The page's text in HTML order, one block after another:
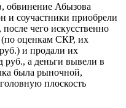
обвинение Абызова
и соучастники приобрели
чего искусственно
(по оценкам СКР, их
и продали их
руб., а деньги вывели в
была рыночной,
плоскость